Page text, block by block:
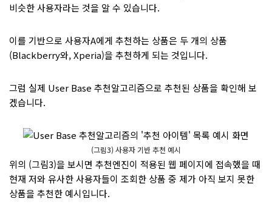
비슷한 사용자라는 것을 알 수 있습니다.
이를 기반으로 사용자A에게 추천하는 상품은 두 개의 상품
(Blackberry와, Xperia)을 추천하게 되는 것입니다.
그럼 실제 User Base 추천알고리즘으로 추천된 상품을 확인해 보
겠습니다.
(그림3) 사용자 기반 추천 예시
위의 (그림3)을 보시면 추천엔진이 적용된 웹 페이지에 접속했을 때
현재 저와 유사한 사용자들이 조회한 상품 중 제가 아직 보지 못한
상품을 추천한 예시입니다.